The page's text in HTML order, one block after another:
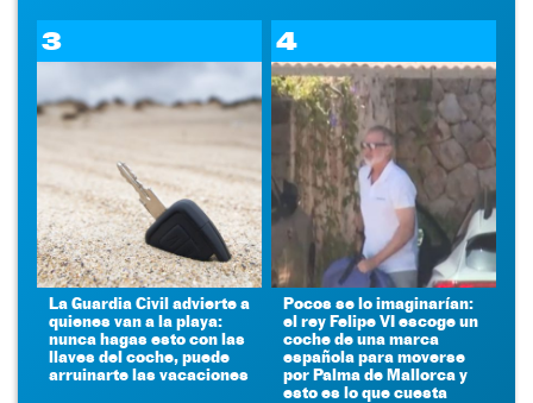
3
La Guardia Civil advierte a
quienes van a la playa:
nunca hagas esto con las
llaves del coche, puede
arruinarte las vacaciones
4
Pocos se lo imaginarían:
el rey Felipe VI escoge un
coche de una marca
española para moverse
por Palma de Mallorca y
esto es lo que cuesta